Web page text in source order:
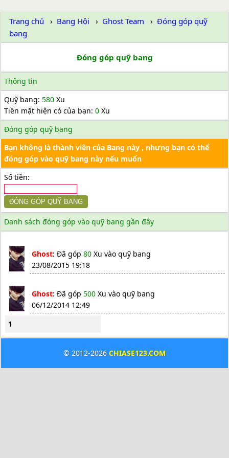
Trang chủ Bang Hội Ghost Team
Đóng góp quỹ
bang
Đóng góp quỹ bang
Thông tin
Quỹ bang: 580 Xu
Tiền mặt hiện có của bạn: 0 Xu
Đóng góp quỹ bang
Bạn không là thành viên của Bang này , nhưng bạn có thể
đóng góp vào quỹ bang này nếu muốn
Số tiền:
Danh sách đóng góp vào quỹ bang gần đây
Ghost: Đã góp 80 Xu vào quỹ bang
23/08/2015 19:18
Ghost: Đã góp 500 Xu vào quỹ bang
06/12/2014 12:49
1
© 2012-2026CHIASE123.COM